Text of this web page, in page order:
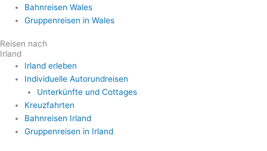
Bahnreisen Wales
Gruppenreisen in Wales
Reisen nach
Irland
Irland erleben
Individuelle Autorundreisen
Unterkünfte und Cottages
Kreuzfahrten
Bahnreisen Irland
Gruppenreisen in Irland